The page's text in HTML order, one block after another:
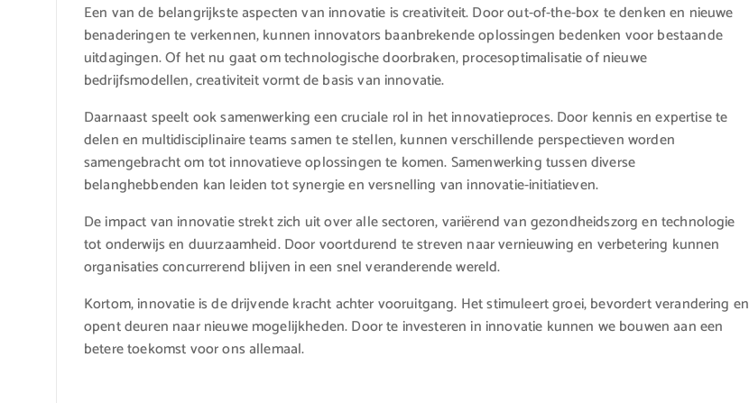
Een van de belangrijkste aspecten van innovatie is creativiteit. Door out-of-the-box te denken en nieuwe
benaderingen te verkennen, kunnen innovators baanbrekende oplossingen bedenken voor bestaande
uitdagingen. Of het nu gaat om technologische doorbraken, procesoptimalisatie of nieuwe
bedrijfsmodellen, creativiteit vormt de basis van innovatie.
Daarnaast speelt ook samenwerking een cruciale rol in het innovatieproces. Door kennis en expertise te
delen en multidisciplinaire teams samen te stellen, kunnen verschillende perspectieven worden
samengebracht om tot innovatieve oplossingen te komen. Samenwerking tussen diverse
belanghebbenden kan leiden tot synergie en versnelling van innovatie-initiatieven.
De impact van innovatie strekt zich uit over alle sectoren, variërend van gezondheidszorg en technologie
tot onderwijs en duurzaamheid. Door voortdurend te streven naar vernieuwing en verbetering kunnen
organisaties concurrerend blijven in een snel veranderende wereld.
Kortom, innovatie is de drijvende kracht achter vooruitgang. Het stimuleert groei, bevordert verandering en
opent deuren naar nieuwe mogelijkheden. Door te investeren in innovatie kunnen we bouwen aan een
betere toekomst voor ons allemaal.